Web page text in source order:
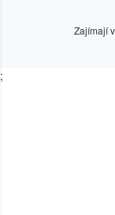
Zajímají
;